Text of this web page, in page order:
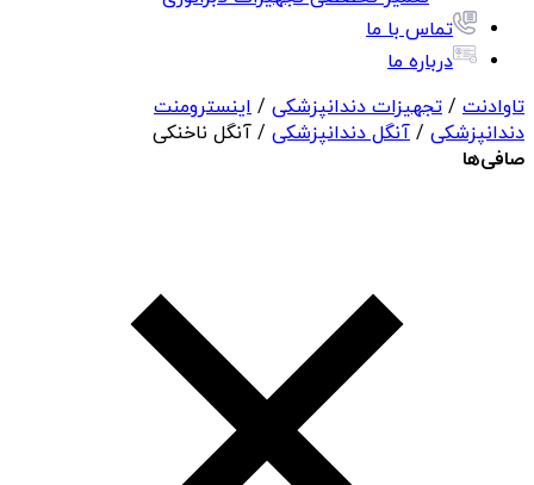
تماس با ما
درباره ما
تاوادنت / تجهیزات دندانپزشکی / اینسترومنت
دندانپزشکی / آنگل دندانپزشکی / آنگل ناخنکی
صافی‌ها